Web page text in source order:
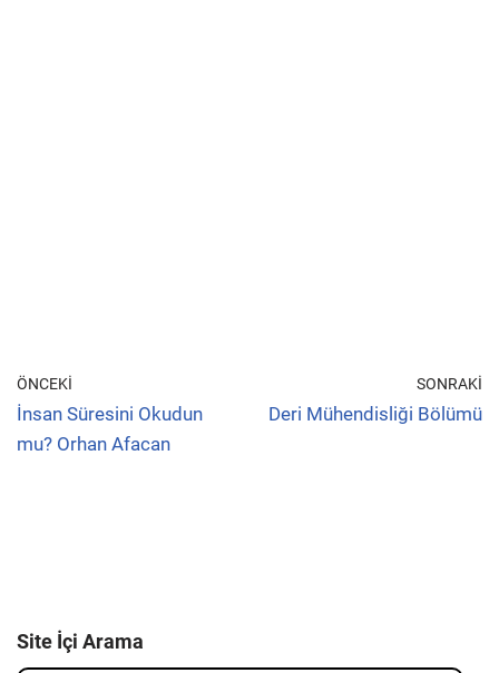
ÖNCEKI
İnsan Süresini Okudun
mu? Orhan Afacan
SONRAKI
Deri Mühendisliği Bölümü
Site İçi Arama